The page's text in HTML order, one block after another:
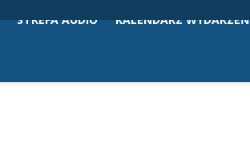
STREFA AUDIO KALENDARZ WYDARZEŃ